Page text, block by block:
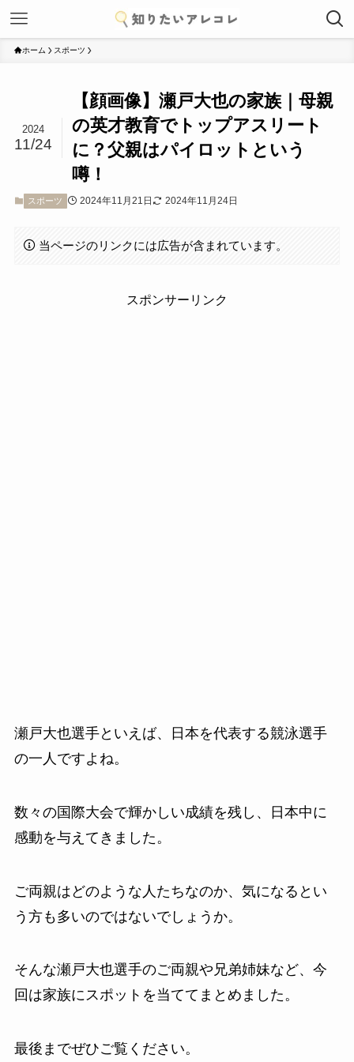
ホーム スポーツ
【顔画像】瀬戸大也の家族｜母親
の英才教育でトップアスリート
に？父親はパイロットという
噂！
2024
11/24
スポーツ 2024年11月21日 2024年11月24日
当ページのリンクには広告が含まれています。
スポンサーリンク
瀬戸大也選手といえば、日本を代表する競泳選手
の一人ですよね。
数々の国際大会で輝かしい成績を残し、日本中に
感動を与えてきました。
ご両親はどのような人たちなのか、気になるとい
う方も多いのではないでしょうか。
そんな瀬戸大也選手のご両親や兄弟姉妹など、今
回は家族にスポットを当ててまとめました。
最後までぜひご覧ください。